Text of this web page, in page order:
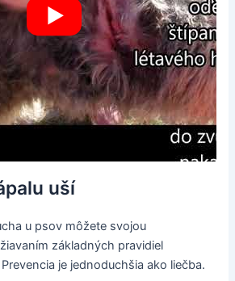
uší
u psov môžete svojou
základných pravidiel
je jednoduchšia ako liečba.